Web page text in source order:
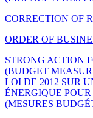
CORRECTION OF
ORDER OF
STRONG ACTION
(BUDGET
LOI DE 2012 SUR
ÉNERGIQUE
(MESURES